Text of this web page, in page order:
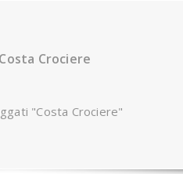
Crociere
"Costa Crociere"